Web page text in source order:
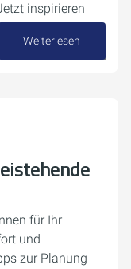
inspirieren
Weiterlesen
für Ihr
und
zur Planung